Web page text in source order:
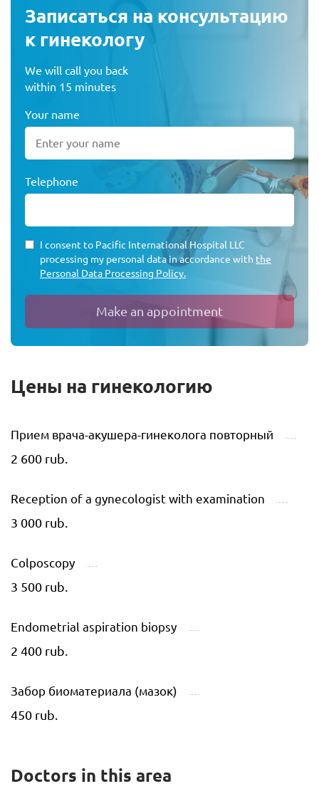
Записаться на консультацию
к гинекологу
We will call you back
within 15 minutes
Your name
Telephone
I consent to Pacific International Hospital LLC
processing my personal data in accordance with the
Personal Data Processing Policy.
Make an appointment
Цены на гинекологию
Прием врача-акушера-гинеколога повторный
2 600 rub.
Reception of a gynecologist with examination
3 000 rub.
Colposcopy
3 500 rub.
Endometrial aspiration biopsy
2 400 rub.
Забор биоматериала (мазок)
450 rub.
Doctors in this area